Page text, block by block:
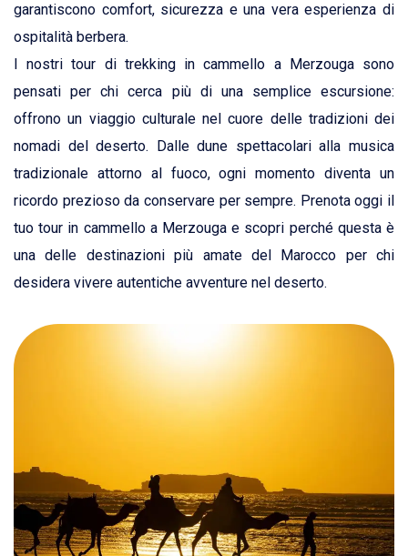
garantiscono comfort, sicurezza e una vera esperienza di
ospitalità berbera.
I nostri tour di trekking in cammello a Merzouga sono
pensati per chi cerca più di una semplice escursione:
offrono un viaggio culturale nel cuore delle tradizioni dei
nomadi del deserto. Dalle dune spettacolari alla musica
tradizionale attorno al fuoco, ogni momento diventa un
ricordo prezioso da conservare per sempre. Prenota oggi il
tuo tour in cammello a Merzouga e scopri perché questa è
una delle destinazioni più amate del Marocco per chi
desidera vivere autentiche avventure nel deserto.